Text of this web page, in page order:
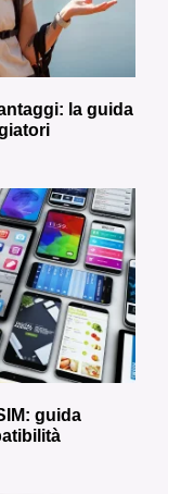
la guida
guida